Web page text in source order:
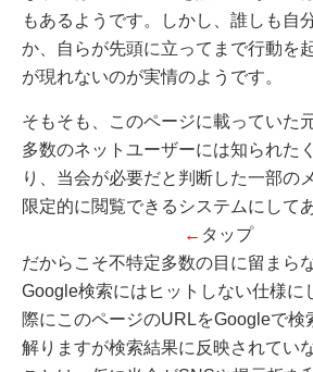
もあるようです。しかし、誰しも自
か、自らが先頭に立ってまで行動を
が現れないのが実情のようです。
そもそも、このページに載っていた
多数のネットユーザーには知られた
り、当会が必要だと判断した一部の
限定的に閲覧できるシステムにして
← タップ
だからこそ不特定多数の目に留まら
Google検索にはヒットしない仕様
際にこのページのURLをGoogleで検
解りますが検索結果に反映されてい